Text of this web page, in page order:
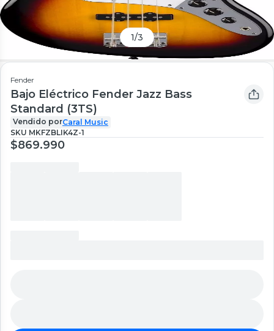
1/3
Fender
Bajo Eléctrico Fender Jazz Bass
Standard (3TS)
Vendido porCaral Music
SKU MKFZBLIK4Z-1
$869.990